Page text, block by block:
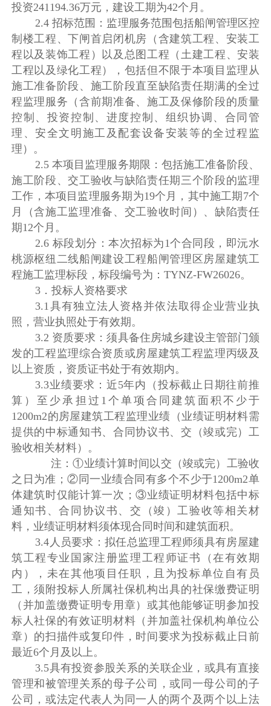
投资241194.36万元，建设工期为42个月。
2.4 招标范围：监理服务范围包括船闸管理区控
制楼工程、下闸首启闭机房（含建筑工程、安装工
程以及装饰工程）以及总图工程（土建工程、安装
工程以及绿化工程），包括但不限于本项目监理从
施工准备阶段、施工阶段直至缺陷责任期满的全过
程监理服务（含前期准备、施工及保修阶段的质量
控制、投资控制、进度控制、组织协调、合同管
理、安全文明施工及配套设备安装等的全过程监
理）。
2.5 本项目监理服务期限：包括施工准备阶段、
施工阶段、交工验收与缺陷责任期三个阶段的监理
工作，本项目监理服务期为19个月，其中施工期7个
月（含施工监理准备、交工验收时间）、缺陷责任
期12个月。
2.6 标段划分：本次招标为1个合同段，即沅水
桃源枢纽二线船闸建设工程船闸管理区房屋建筑工
程施工监理标段，标段编号为：TYNZ-FW26026。
3．投标人资格要求
3.1具有独立法人资格并依法取得企业营业执
照，营业执照处于有效期。
3.2 资质要求：须具备住房城乡建设主管部门颁
发的工程监理综合资质或房屋建筑工程监理丙级及
以上资质，资质证书处于有效期内。
3.3业绩要求：近5年内（投标截止日期往前推
算）至少承担过1个单项合同建筑面积不少于
1200m2的房屋建筑工程监理业绩（业绩证明材料需
提供的中标通知书、合同协议书、交（竣或完）工
验收相关材料）。
注：①业绩计算时间以交（竣或完）工验收
之日为准；②同一业绩合同有多个不少于1200m2单
体建筑时仅能计算一次；③业绩证明材料包括中标
通知书、合同协议书、交（竣）工验收等相关材
料，业绩证明材料须体现合同时间和建筑面积。
3.4人员要求：拟任总监理工程师须具有房屋建
筑工程专业国家注册监理工程师证书（在有效期
内），未在其他项目任职，且为投标单位自有员
工，须附投标人所属社保机构出具的社保缴费证明
（并加盖缴费证明专用章）或其他能够证明参加投
标人社保的有效证明材料（并加盖社保机构单位公
章）的扫描件或复印件，时间要求为投标截止日前
最近6个月及以上。
3.5具有投资参股关系的关联企业，或具有直接
管理和被管理关系的母子公司，或同一母公司的子
公司，或法定代表人为同一人的两个及两个以上法